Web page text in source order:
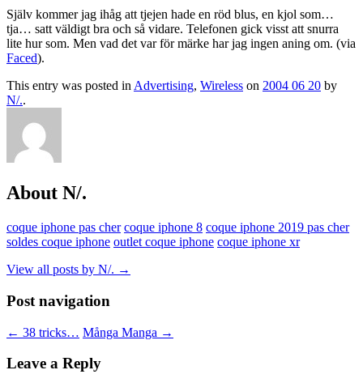
Själv kommer jag ihåg att tjejen hade en röd blus, en kjol som…
tja… satt väldigt bra och så vidare. Telefonen gick visst att snurra
lite hur som. Men vad det var för märke har jag ingen aning om. (via
Faced).
This entry was posted in Advertising, Wireless on 2004 06 20 by
N/..
About N/.
coque iphone pas cher coque iphone 8 coque iphone 2019 pas cher
soldes coque iphone outlet coque iphone coque iphone xr
View all posts by N/. →
Post navigation
← 38 tricks… Många Manga →
Leave a Reply